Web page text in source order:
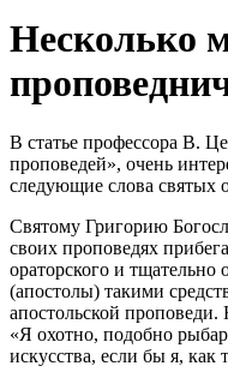
Несколько
В статье профессора В.
проповедей», очень
следующие слова святых
Святому Григорию
своих проповедях
ораторского и тщательно
(апостолы) такими
апостольской проповеди.
«Я охотно, подобно
искусства, если бы я, как